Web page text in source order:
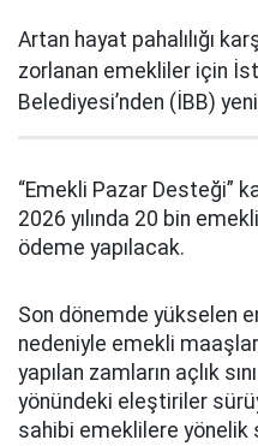
Artan hayat pahalılığı
zorlanan emekliler için
Belediyesi’nden (İBB)
“Emekli Pazar Desteği”
2026 yılında 20 bin
ödeme yapılacak.
Son dönemde yükselen
nedeniyle emekli
yapılan zamların açlık
yönündeki eleştiriler
sahibi emeklilere yönelik